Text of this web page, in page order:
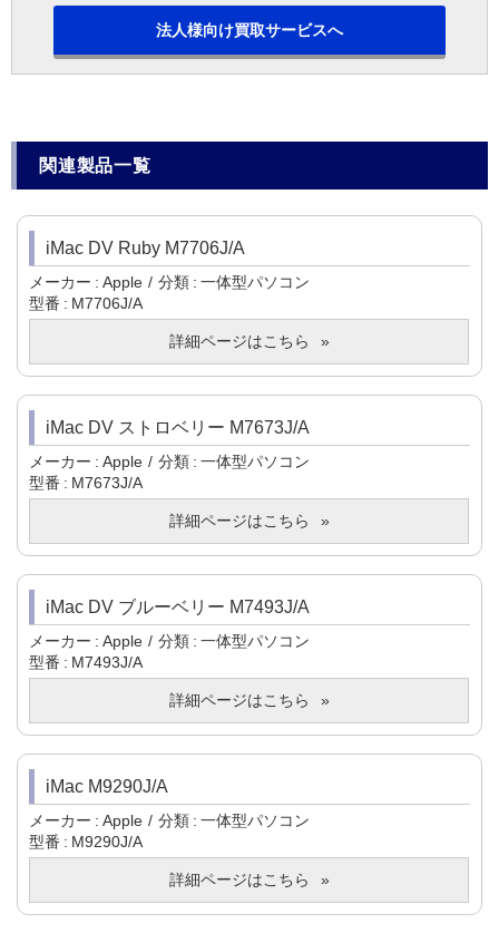
法人様向け買取サービスへ
関連製品一覧
iMac DV Ruby M7706J/A
メーカー Apple 分類
一体型パソコン
型番
M7706J/A
詳細ページはこちら
iMac DV ストロベリー M7673J/A
メーカー Apple 分類
一体型パソコン
型番
M7673J/A
詳細ページはこちら
iMac DV ブルーベリー M7493J/A
メーカー Apple 分類
一体型パソコン
型番
M7493J/A
詳細ページはこちら
iMac M9290J/A
メーカー Apple 分類
一体型パソコン
型番
M9290J/A
詳細ページはこちら